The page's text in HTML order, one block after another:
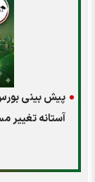
آستانه تغییر